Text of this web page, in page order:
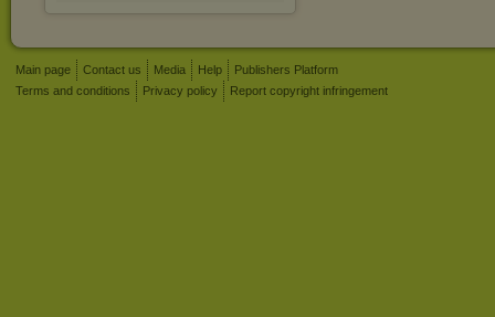
Main page Contact us Media Help
Publishers Platform
Terms and conditions
Privacy policy Report copyright infringement